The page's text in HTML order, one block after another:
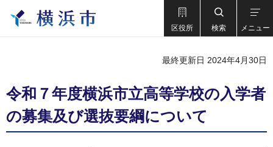
区役所 検索 メニュー
最終更新日 2024年4月30日
令和７年度横浜市立高等学校の入学者
の募集及び選抜要綱について